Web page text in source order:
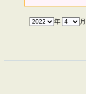
年 月